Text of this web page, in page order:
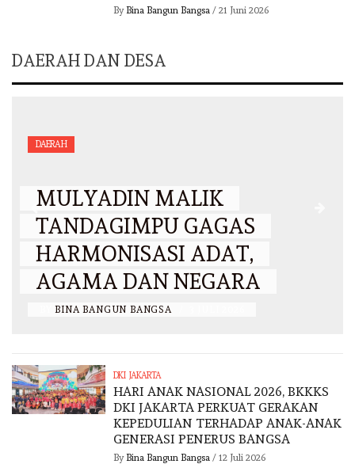
By Bina Bangun Bangsa / 21 Juni 2026
DAERAH DAN DESA
DAERAH
MULYADIN MALIK
TANDAGIMPU GAGAS
HARMONISASI ADAT,
AGAMA DAN NEGARA
BINA BANGUN BANGSA
DKI JAKARTA
HARI ANAK NASIONAL 2026, BKKKS
DKI JAKARTA PERKUAT GERAKAN
KEPEDULIAN TERHADAP ANAK-ANAK
GENERASI PENERUS BANGSA
By Bina Bangun Bangsa / 12 Juli 2026